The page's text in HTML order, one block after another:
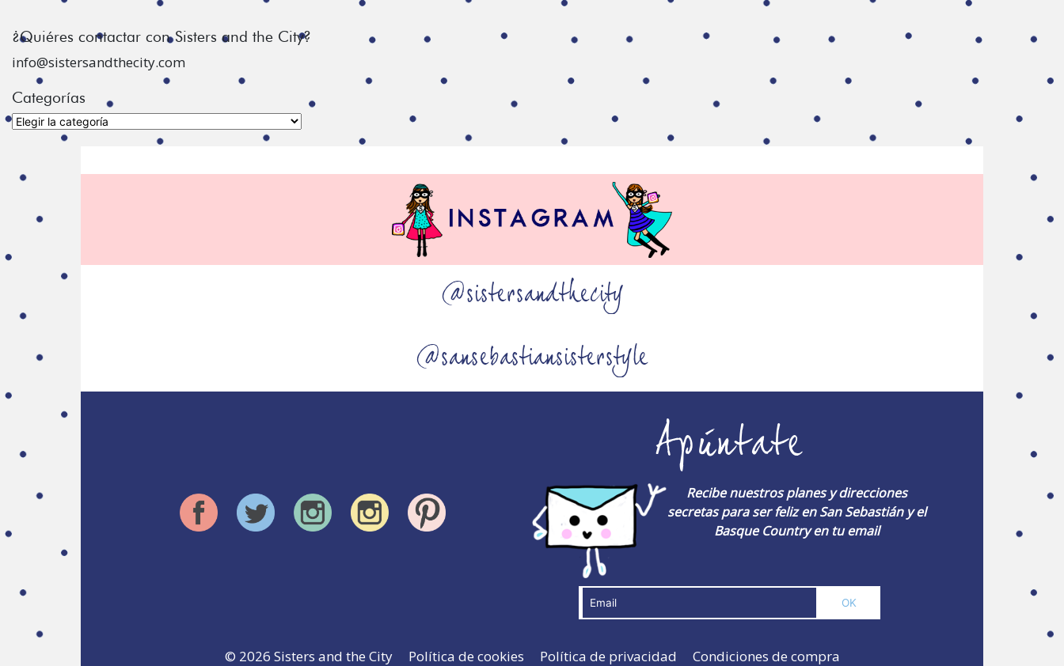
¿Quiéres contactar con Sisters and the City?
info@sistersandthecity.com
Categorías
Categorías
@sistersandthecity
@sansebastiansisterstyle
Apúntate
Recibe nuestros planes y direcciones
secretas para ser feliz en San Sebastián y el
Basque Country en tu email
© 2026 Sisters and the City Política de cookies Política de privacidad Condiciones de compra